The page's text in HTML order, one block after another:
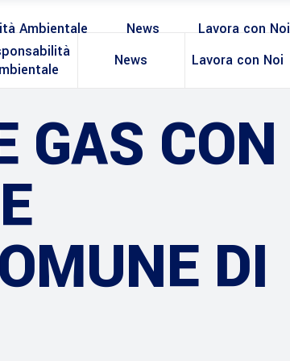
News Lavora con Noi
Ambientale News Lavora con Noi
GAS CON
DI